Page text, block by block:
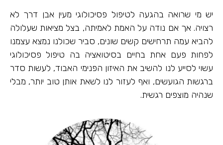
יש מי שרואה בהגעה לטיפול פסיכולוגי מעין אבן דרך לא
רצויה. אך אם נודה על האמת לאמיתה, בצל מציאות שעלולה
להביא עמה תרחישים קשים שונים, סביר שכולנו נמצא עצמנו
לפחות פעם אחת בחיים בסיטואציה בה טיפול פסיכולוגי
עשוי לסייע לנו להשיב את האיזון הפנימי האבוד, לעשות סדר
ברגשות הגועשים, ואף לעזור לנו לשאת אותן טוב יותר, מבלי
שנהיה מוצפים רגשית.